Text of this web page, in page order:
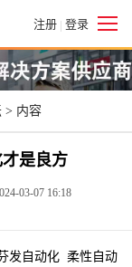
注册 | 登录
> 内容
是良方
03-07 16:18
发自动化 柔性自动